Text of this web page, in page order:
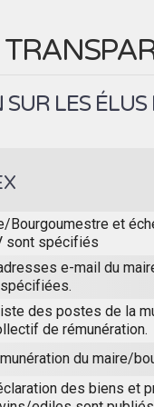
LES
Bourgoumestre et
sont spécifiés
e-mail du
des postes de la
de rémunération.
du maire/
des biens et